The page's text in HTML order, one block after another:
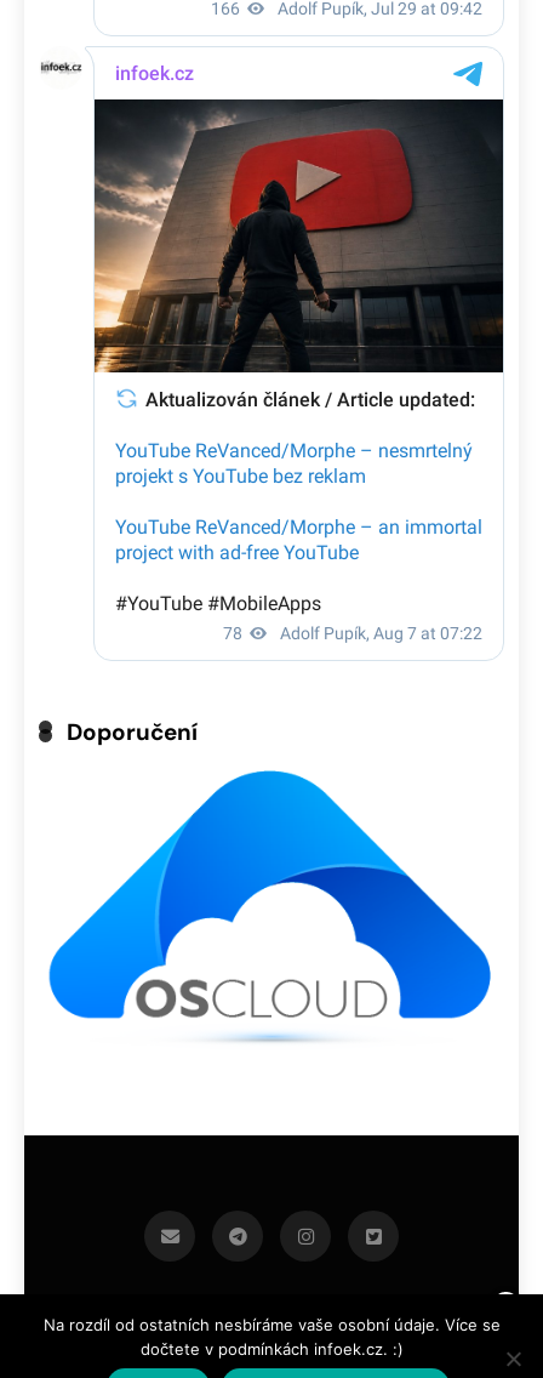
Doporučení
infoek.cz 2026.Developed By BlazeThemes .
Na rozdíl od ostatních nesbíráme vaše osobní údaje. Více se
dočtete v podmínkách infoek.cz. :)